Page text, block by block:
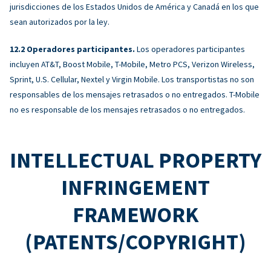
jurisdicciones de los Estados Unidos de América y Canadá en los que
sean autorizados por la ley.
Operadores participantes. Los operadores participantes
incluyen AT&T, Boost Mobile, T-Mobile, Metro PCS, Verizon Wireless,
Sprint, U.S. Cellular, Nextel y Virgin Mobile. Los transportistas no son
responsables de los mensajes retrasados ​​o no entregados. T-Mobile
no es responsable de los mensajes retrasados ​​o no entregados.
INTELLECTUAL PROPERTY
INFRINGEMENT
FRAMEWORK
(PATENTS/COPYRIGHT)